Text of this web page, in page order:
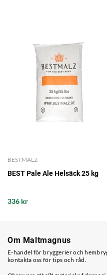
BESTMALZ
BEST Pale Ale Helsäck 25 kg
336 kr
Om Maltmagnus
E-handel för bryggerier och
kontakta oss för tips och råd.